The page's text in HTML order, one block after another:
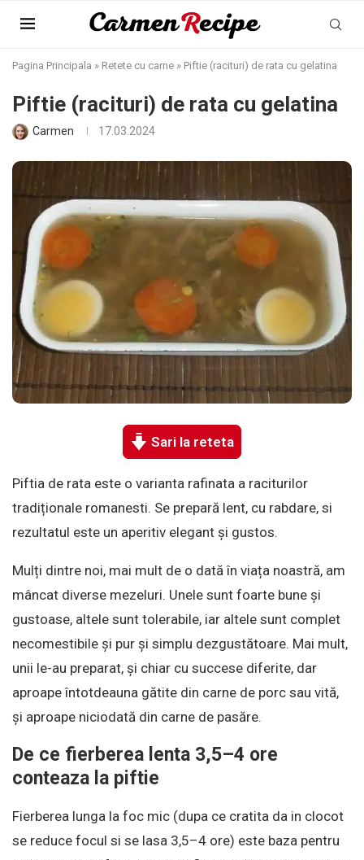
Pagina Principala » Retete cu carne » Piftie (racituri) de rata cu gelatina
Piftie (racituri) de rata cu gelatina
Carmen 17.03.2024
Sari la reteta
Piftia de rata este o varianta rafinata a raciturilor
tradiționale romanesti. Se prepară lent, cu rabdare, si
rezultatul este un aperitiv elegant și gustos.
Mulți dintre noi, mai mult de o dată în viața noastră, am
mâncat diverse mezeluri. Unele sunt foarte bune și
gustoase, altele sunt tolerabile, iar altele sunt complet
necomestibile și pur și simplu dezgustătoare. Mai mult,
unii le-au preparat, și chiar cu succese diferite, dar
aproape întotdeauna gătite din carne de porc sau vită,
și aproape niciodată din carne de pasăre.
De ce fierberea lenta 3,5–4 ore
conteaza la piftie
Fierberea lunga la foc mic (dupa ce cratita da in clocot
se reduce focul si se lasa 3,5–4 ore) este baza pentru